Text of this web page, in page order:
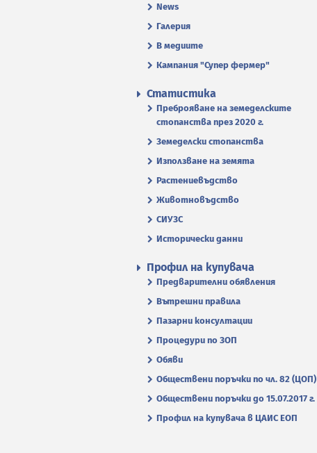
News
Галерия
В медиите
Кампания "Супер фермер"
Статистика
Преброяване на земеделските
стопанства през 2020 г.
Земеделски стопанства
Използване на земята
Растениевъдство
Животновъдство
СИУЗС
Исторически данни
Профил на купувача
Предварителни обявления
Вътрешни правила
Пазарни консултации
Процедури по ЗОП
Обяви
Обществени поръчки по чл. 82 (ЦОП)
Обществени поръчки до 15.07.2017 г.
Профил на купувача в ЦАИС ЕОП